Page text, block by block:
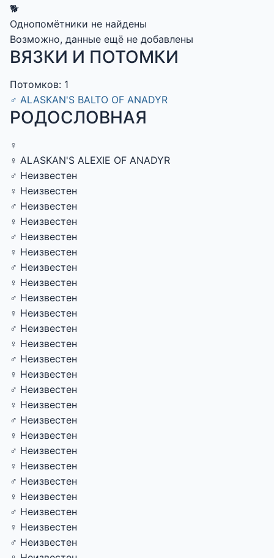
🐕
Однопомётники не найдены
Возможно, данные ещё не добавлены
ВЯЗКИ И ПОТОМКИ
Потомков: 1
♂ ALASKAN'S BALTO OF ANADYR
РОДОСЛОВНАЯ
♀
♀ ALASKAN'S ALEXIE OF ANADYR
♂ Неизвестен
♀ Неизвестен
♂ Неизвестен
♀ Неизвестен
♂ Неизвестен
♀ Неизвестен
♂ Неизвестен
♀ Неизвестен
♂ Неизвестен
♀ Неизвестен
♂ Неизвестен
♀ Неизвестен
♂ Неизвестен
♀ Неизвестен
♂ Неизвестен
♀ Неизвестен
♂ Неизвестен
♀ Неизвестен
♂ Неизвестен
♀ Неизвестен
♂ Неизвестен
♀ Неизвестен
♂ Неизвестен
♀ Неизвестен
♂ Неизвестен